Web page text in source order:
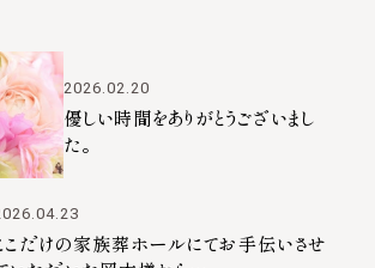
2026.02.20
優しい時間をありがとうございまし
た。
こだけの家族葬ホールにてお手伝いさせ